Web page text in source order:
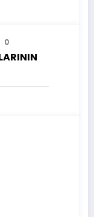
0